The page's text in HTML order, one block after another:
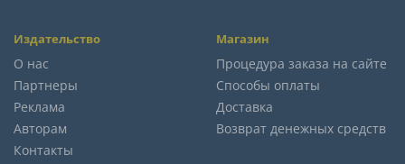
Издательство
О нас
Партнеры
Реклама
Авторам
Контакты
Магазин
Процедура заказа на сайте
Способы оплаты
Доставка
Возврат денежных средств